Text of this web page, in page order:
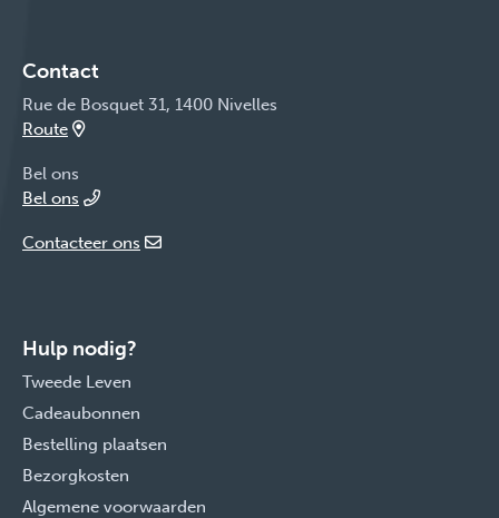
Contact
Rue de Bosquet 31, 1400 Nivelles
Route
Bel ons
Bel ons
Contacteer ons
Hulp nodig?
Tweede Leven
Cadeaubonnen
Bestelling plaatsen
Bezorgkosten
Algemene voorwaarden